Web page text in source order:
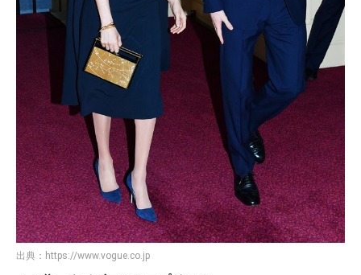
出典： https://www.vogue.co.jp